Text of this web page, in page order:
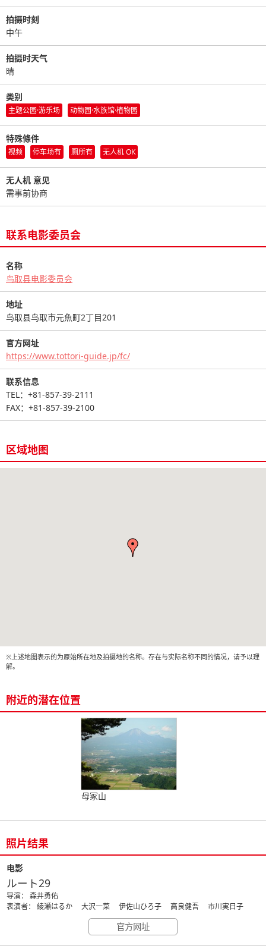
拍摄时刻
中午
拍摄时天气
晴
类别
主题公园·游乐场 动物园·水族馆·植物园
特殊條件
视频 停车场有 厕所有 无人机 OK
无人机 意见
需事前协商
联系电影委员会
名称
鸟取县电影委员会
地址
鸟取县鸟取市元魚町2丁目201
官方网址
https://www.tottori-guide.jp/fc/
联系信息
TEL：+81-857-39-2111
FAX：+81-857-39-2100
区域地图
※上述地图表示的为原始所在地及拍摄地的名称。存在与实际名称不同的情况，请予以理
解。
附近的潜在位置
母冢山
照片结果
电影
ルート29
导演： 森井勇佑
表演者： 綾瀬はるか 大沢一菜 伊佐山ひろ子 高良健吾 市川実日子
官方网址